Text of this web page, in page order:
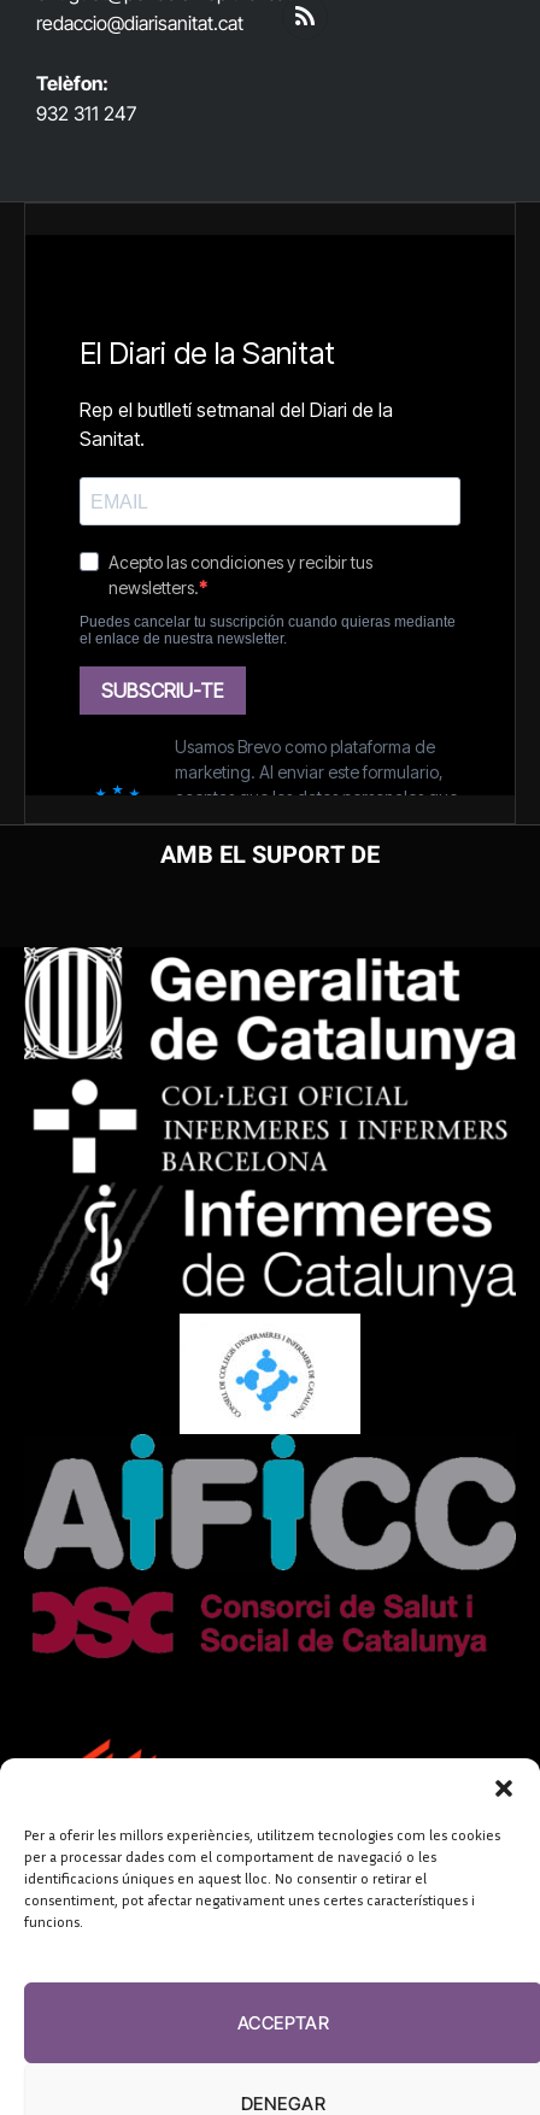
Per a oferir les millors experiències, utilitzem tecnologies com les cookies
per a processar dades com el comportament de navegació o les
identificacions úniques en aquest lloc. No consentir o retirar el
consentiment, pot afectar negativament unes certes característiques i
funcions.
ACCEPTAR
DENEGAR
redaccio@diarisanitat.cat
Telèfon:
932 311 247
RSS
AMB EL SUPORT DE
FUNDACIÓ